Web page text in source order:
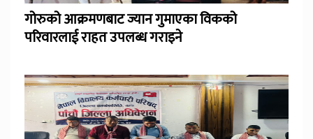
गोरुको आक्रमणबाट ज्यान गुमाएका विकको
परिवारलाई राहत उपलब्ध गराइने